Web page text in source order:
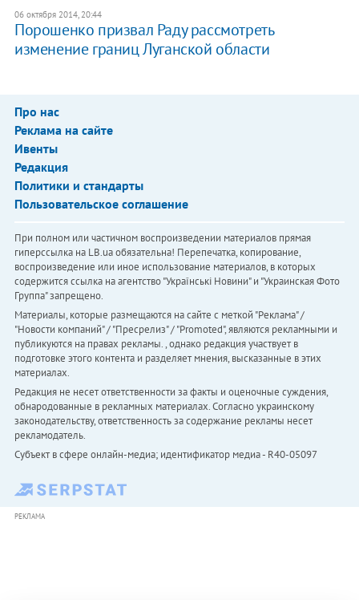
06 октября 2014, 20:44
Порошенко призвал Раду рассмотреть
изменение границ Луганской области
Про нас
Реклама на сайте
Ивенты
Редакция
Политики и стандарты
Пользовательское соглашение
При полном или частичном воспроизведении материалов прямая
гиперссылка на LB.ua обязательна! Перепечатка, копирование,
воспроизведение или иное использование материалов, в которых
содержится ссылка на агентство "Українськi Новини" и "Украинская Фото
Группа" запрещено.
Материалы, которые размещаются на сайте с меткой "Реклама" /
"Новости компаний" / "Пресрелиз" / "Promoted", являются рекламными и
публикуются на правах рекламы. , однако редакция участвует в
подготовке этого контента и разделяет мнения, высказанные в этих
материалах.
Редакция не несет ответственности за факты и оценочные суждения,
обнародованные в рекламных материалах. Согласно украинскому
законодательству, ответственность за содержание рекламы несет
рекламодатель.
Субъект в сфере онлайн-медиа; идентификатор медиа - R40-05097
РЕКЛАМА